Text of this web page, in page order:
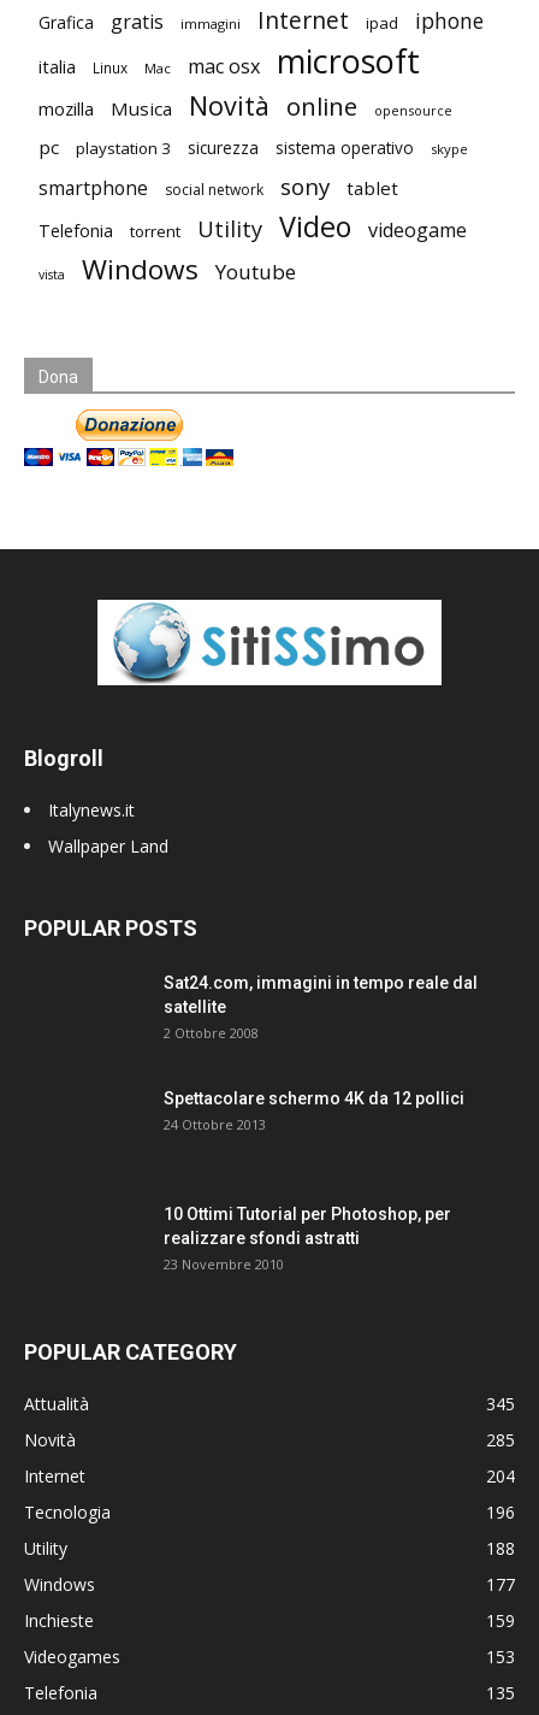
Grafica gratis immagini Internet ipad iphone
italia Linux Mac mac osx microsoft
mozilla Musica Novità online opensource
pc playstation 3 sicurezza sistema operativo skype
smartphone social network sony tablet
Telefonia torrent Utility Video videogame
vista Windows Youtube
Dona
Blogroll
Italynews.it
Wallpaper Land
POPULAR POSTS
Sat24.com, immagini in tempo reale dal
satellite
2 Ottobre 2008
Spettacolare schermo 4K da 12 pollici
24 Ottobre 2013
10 Ottimi Tutorial per Photoshop, per
realizzare sfondi astratti
23 Novembre 2010
POPULAR CATEGORY
Attualità
345
Novità
285
Internet
204
Tecnologia
196
Utility
188
Windows
177
Inchieste
159
Videogames
153
Telefonia
135